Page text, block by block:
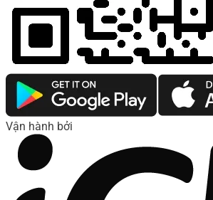
Vận hành bởi